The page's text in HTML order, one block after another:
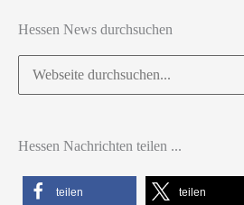
Hessen News durchsuchen
Suchen
nach:
Hessen Nachrichten teilen ...
teilen teilen